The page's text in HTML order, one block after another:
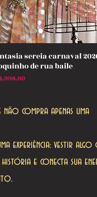
Quick View
sereia carnaval
de rua baile
compra apenas uma
experiência: vestir algo
e conecta sua